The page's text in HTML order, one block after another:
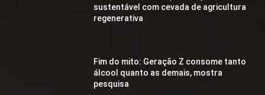
sustentável com cevada de agricultura
regenerativa
Fim do mito: Geração Z consome tanto
álcool quanto as demais, mostra
pesquisa